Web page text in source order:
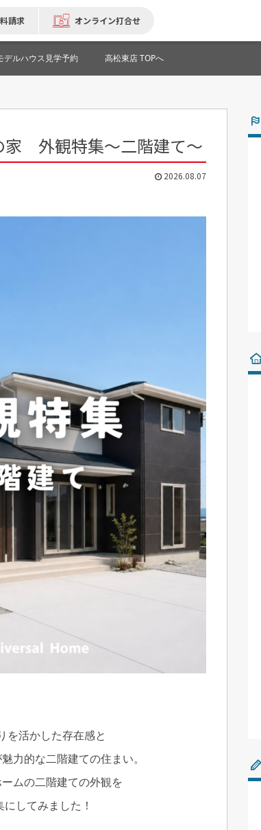
請求 オンライン打合せ
デルハウス見学予約 高松東店 TOPへ
家 外観特集～二階建て～
2026.08.07
を活かした存在感と
力的な二階建ての住まい。
ムの二階建ての外観を
してみました！